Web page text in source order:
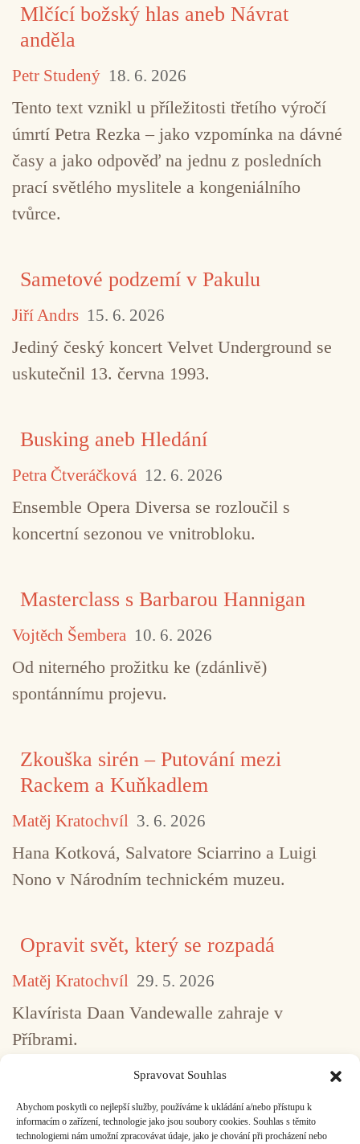
Spravovat Souhlas
Abychom poskytli co nejlepší služby, používáme k ukládání a/nebo přístupu k
informacím o zařízení, technologie jako jsou soubory cookies. Souhlas s těmito
technologiemi nám umožní zpracovávat údaje, jako je chování při procházení nebo
Mlčící božský hlas aneb Návrat
anděla
Petr Studený 18. 6. 2026
Tento text vznikl u příležitosti třetího výročí
úmrtí Petra Rezka – jako vzpomínka na dávné
časy a jako odpověď na jednu z posledních
prací světlého myslitele a kongeniálního
tvůrce.
Sametové podzemí v Pakulu
Jiří Andrs 15. 6. 2026
Jediný český koncert Velvet Underground se
uskutečnil 13. června 1993.
Busking aneb Hledání
Petra Čtveráčková 12. 6. 2026
Ensemble Opera Diversa se rozloučil s
koncertní sezonou ve vnitrobloku.
Masterclass s Barbarou Hannigan
Vojtěch Šembera 10. 6. 2026
Od niterného prožitku ke (zdánlivě)
spontánnímu projevu.
Zkouška sirén – Putování mezi
Rackem a Kuňkadlem
Matěj Kratochvíl 3. 6. 2026
Hana Kotková, Salvatore Sciarrino a Luigi
Nono v Národním technickém muzeu.
Opravit svět, který se rozpadá
Matěj Kratochvíl 29. 5. 2026
Klavírista Daan Vandewalle zahraje v
Příbrami.
1 2 3 4 5 ... 517